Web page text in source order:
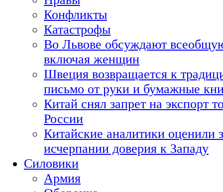
Конфликты
Катастрофы
Во Львове обсуждают
включая женщин
Швеция возвращается к
письмо от руки и бумажные
Китай снял запрет на экспорт
России
Китайские аналитики оценили
исчерпании доверия к Западу
Силовики
Армия